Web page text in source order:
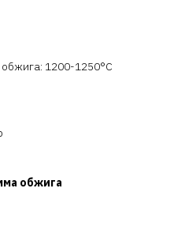
1200-1250°C
обжига